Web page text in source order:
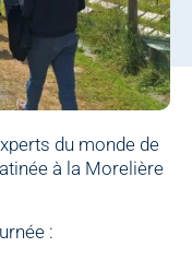
du monde de
à la Morelière
: